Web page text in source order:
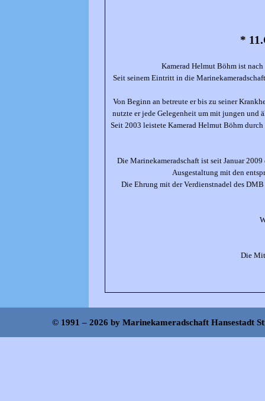
*
Kamerad Helmut Böhm ist
Seit seinem Eintritt in die
Von Beginn an betreute er bis zu seiner
nutzte er jede Gelegenheit um mit jungen und
Seit 2003 leistete Kamerad Helmut Böhm
Die Marinekameradschaft ist seit Januar
Ausgestaltung mit den
Die Ehrung mit der Verdienstnadel des
Die
© 1991 – 2026 by Marinekameradschaft Hansestadt